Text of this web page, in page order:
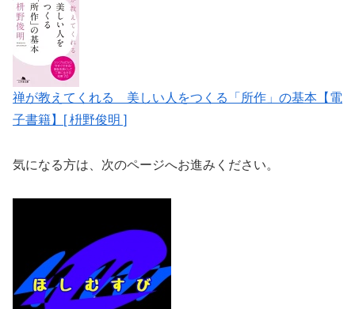
禅が教えてくれる 美しい人をつくる「所作」の基本【電
子書籍】[ 枡野俊明 ]
気になる方は、次のページへお進みください。